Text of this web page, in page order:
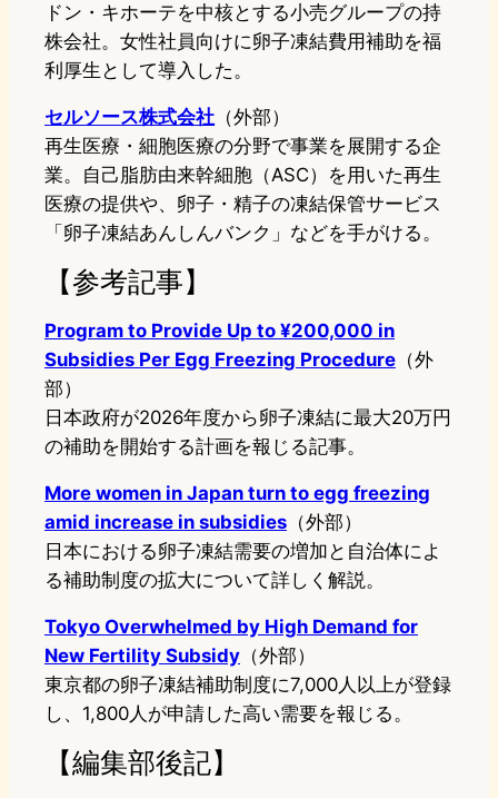
ドン・キホーテを中核とする小売グループの持
株会社。女性社員向けに卵子凍結費用補助を福
利厚生として導入した。
セルソース株式会社 （外部）
再生医療・細胞医療の分野で事業を展開する企
業。自己脂肪由来幹細胞（ASC）を用いた再生
医療の提供や、卵子・精子の凍結保管サービス
「卵子凍結あんしんバンク」などを手がける。
【参考記事】
Program to Provide Up to ¥200,000 in
Subsidies Per Egg Freezing Procedure （外
部）
日本政府が2026年度から卵子凍結に最大20万円
の補助を開始する計画を報じる記事。
More women in Japan turn to egg freezing
amid increase in subsidies （外部）
日本における卵子凍結需要の増加と自治体によ
る補助制度の拡大について詳しく解説。
Tokyo Overwhelmed by High Demand for
New Fertility Subsidy （外部）
東京都の卵子凍結補助制度に7,000人以上が登録
し、1,800人が申請した高い需要を報じる。
【編集部後記】